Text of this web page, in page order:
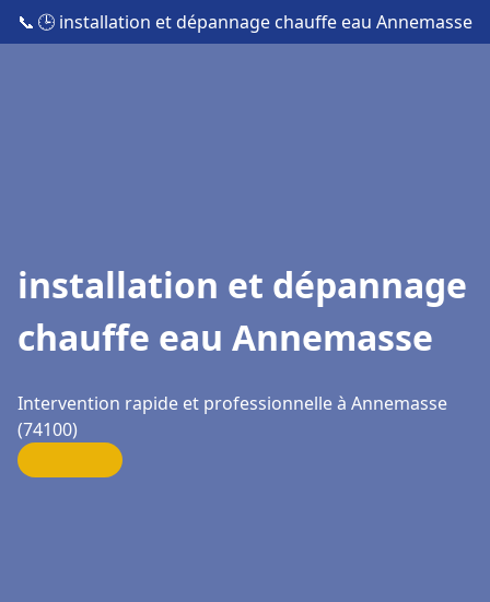
📞 🕒 installation et dépannage chauffe eau Annemasse
installation et dépannage
chauffe eau Annemasse
Intervention rapide et professionnelle à Annemasse
(74100)